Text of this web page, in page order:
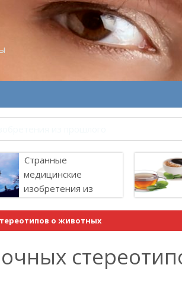
Странные
медицинские
изобретения из
о животных